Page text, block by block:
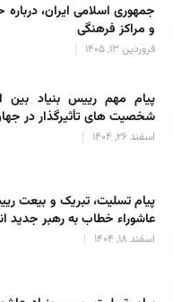
جمهوری اسلامی ایران، درباره
و مراکز فرهنگی
فروردین 13, 1405
پیام مهم رییس بنیاد بین
شخصیت های تأثیرگذار در
اسفند 26, 1404
پیام تسلیت، تبریک و بیعت
عاشوراء خطاب به رهبر جدید
اسفند 18, 1404